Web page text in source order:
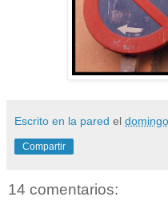
Escrito en la pared el
Compartir
14 comentarios: